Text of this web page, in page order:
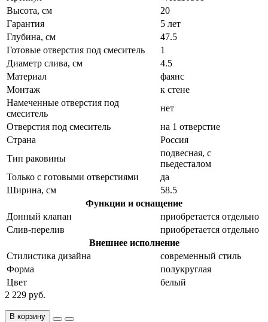
Высота, см
20
Гарантия
5 лет
Глубина, см
47.5
Готовые отверстия под смеситель
1
Диаметр слива, см
4.5
Материал
фаянс
Монтаж
к стене
Намеченные отверстия под
смеситель
нет
Отверстия под смеситель
на 1 отверстие
Страна
Россия
Тип раковины
подвесная, с
пьедесталом
Только с готовыми отверстиями
да
Ширина, см
58.5
Функции и оснащение
Донный клапан
приобретается отдельно
Слив-перелив
приобретается отдельно
Внешнее исполнение
Стилистика дизайна
современный стиль
Форма
полукруглая
Цвет
белый
2 229 руб.
В корзину